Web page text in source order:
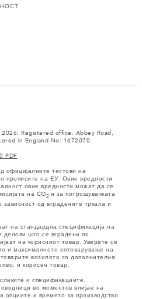
2026: Registered office: Abbey Road,
in England No: 1672070
PDF
официјалните тестови на
прописите на ЕУ. Овие вредности
овие вредности можат да се
на CO2 и за потрошувачката
од вградените тркала и
на стандардна спецификација на
делови што се вградени по
на корисниот товар. Уверете се
и максималното оптоварување на
возилото со дополнителна
и корисен товар.
и спецификациите.
во моментов влијае на
опциите и времето за производство.